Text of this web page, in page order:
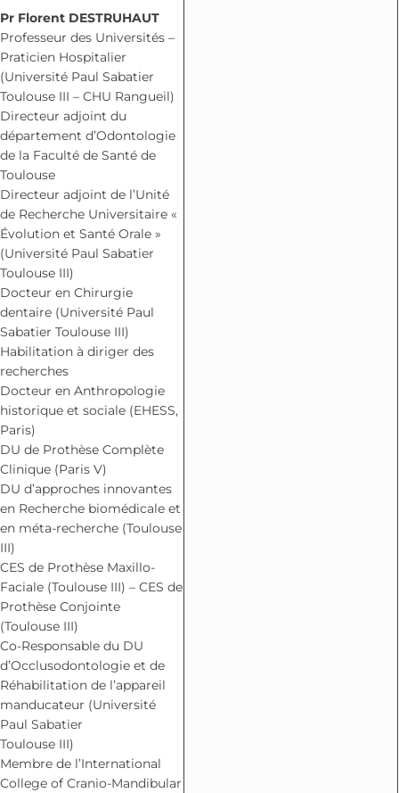
Pr Florent DESTRUHAUT
Professeur des Universités –
Praticien Hospitalier
(Université Paul Sabatier
Toulouse III – CHU Rangueil)
Directeur adjoint du
département d’Odontologie
de la Faculté de Santé de
Toulouse
Directeur adjoint de l’Unité
de Recherche Universitaire «
Évolution et Santé Orale »
(Université Paul Sabatier
Toulouse III)
Docteur en Chirurgie
dentaire (Université Paul
Sabatier Toulouse III)
Habilitation à diriger des
recherches
Docteur en Anthropologie
historique et sociale (EHESS,
Paris)
DU de Prothèse Complète
Clinique (Paris V)
DU d’approches innovantes
en Recherche biomédicale et
en méta-recherche (Toulouse
III)
CES de Prothèse Maxillo-
Faciale (Toulouse III) – CES de
Prothèse Conjointe
(Toulouse III)
Co-Responsable du DU
d’Occlusodontologie et de
Réhabilitation de l’appareil
manducateur (Université
Paul Sabatier
Toulouse III)
Membre de l’International
College of Cranio-Mandibular